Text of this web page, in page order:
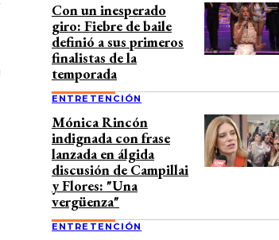
Con un inesperado
giro: Fiebre de baile
definió a sus primeros
finalistas de la
temporada
ENTRETENCIÓN
Mónica Rincón
indignada con frase
lanzada en álgida
discusión de Campillai
y Flores: "Una
vergüenza"
ENTRETENCIÓN